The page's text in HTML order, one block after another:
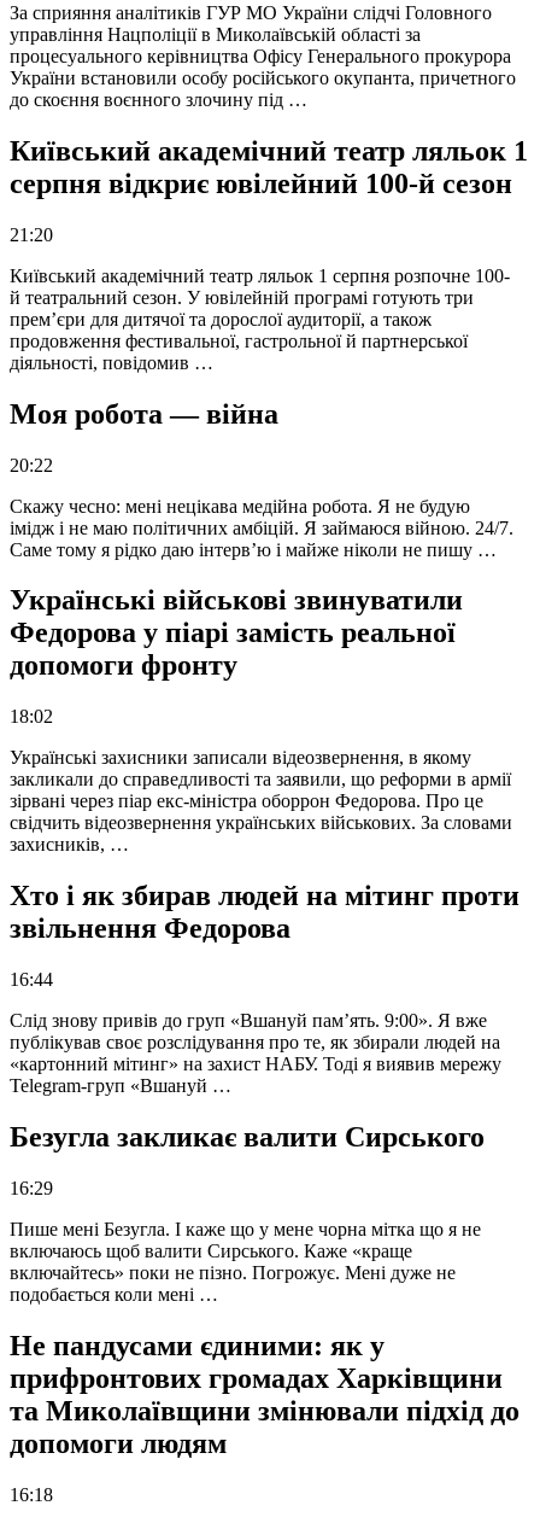
За сприяння аналітиків ГУР МО України слідчі Головного
управління Нацполіції в Миколаївській області за
процесуального керівництва Офісу Генерального прокурора
України встановили особу російського окупанта, причетного
до скоєння воєнного злочину під …
Київський академічний театр ляльок 1
серпня відкриє ювілейний 100-й сезон
21:20
Київський академічний театр ляльок 1 серпня розпочне 100-
й театральний сезон. У ювілейній програмі готують три
прем’єри для дитячої та дорослої аудиторії, а також
продовження фестивальної, гастрольної й партнерської
діяльності, повідомив …
Моя робота — війна
20:22
Скажу чесно: мені нецікава медійна робота. Я не будую
імідж і не маю політичних амбіцій. Я займаюся війною. 24/7.
Саме тому я рідко даю інтерв’ю і майже ніколи не пишу …
Українські військові звинуватили
Федорова у піарі замість реальної
допомоги фронту
18:02
Українські захисники записали відеозвернення, в якому
закликали до справедливості та заявили, що реформи в армії
зірвані через піар екс-міністра оборрон Федорова. Про це
свідчить відеозвернення українських військових. За словами
захисників, …
Хто і як збирав людей на мітинг проти
звільнення Федорова
16:44
Слід знову привів до груп «Вшануй пам’ять. 9:00». Я вже
публікував своє розслідування про те, як збирали людей на
«картонний мітинг» на захист НАБУ. Тоді я виявив мережу
Telegram-груп «Вшануй …
Безугла закликає валити Сирського
16:29
Пише мені Безугла. І каже що у мене чорна мітка що я не
включаюсь щоб валити Сирського. Каже «краще
включайтесь» поки не пізно. Погрожує. Мені дуже не
подобається коли мені …
Не пандусами єдиними: як у
прифронтових громадах Харківщини
та Миколаївщини змінювали підхід до
допомоги людям
16:18